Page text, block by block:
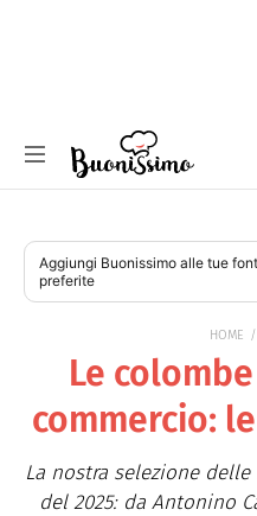
Aggiungi Buonissimo alle tue
preferite
HOME
Le
commercio:
La nostra selezione
del 2025: da Antonino